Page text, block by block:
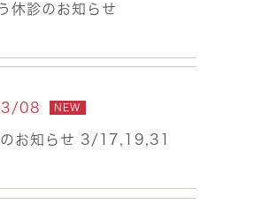
休診のお知らせ
08 NEW
のお知らせ 3/17,19,31